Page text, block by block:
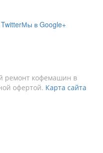
Мы в Google+
ремонт кофемашин в
офертой. Карта сайта